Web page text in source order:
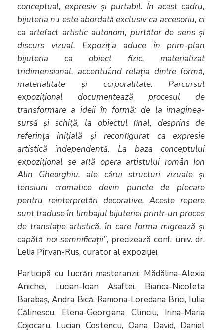
conceptual, expresiv și purtabil. În acest cadru,
bijuteria nu este abordată exclusiv ca accesoriu, ci
ca artefact artistic autonom, purtător de sens și
discurs vizual. Expoziția aduce în prim-plan
bijuteria ca obiect fizic, materializat
tridimensional, accentuând relația dintre formă,
materialitate și corporalitate. Parcursul
expozițional documentează procesul de
transformare a ideii în formă: de la imaginea-
sursă și schiță, la obiectul final, desprins de
referința inițială și reconfigurat ca expresie
artistică independentă. La baza conceptului
expozițional se află opera artistului român Ion
Alin Gheorghiu, ale cărui structuri vizuale și
tensiuni cromatice devin puncte de plecare
pentru reinterpretări decorative. Aceste repere
sunt traduse în limbajul bijuteriei printr-un proces
de translație artistică, în care forma migrează și
capătă noi semnificații”, precizează conf. univ. dr.
Lelia Pîrvan-Rus, curator al expoziției.
Participă cu lucrări masteranzii: Mădălina-Alexia
Anichei, Lucian-Ioan Asaftei, Bianca-Nicoleta
Barabaș, Andra Bică, Ramona-Loredana Brici, Iulia
Călinescu, Elena-Georgiana Clinciu, Irina-Maria
Cojocaru, Lucian Costencu, Oana David, Daniel